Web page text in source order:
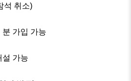
석 취소)
분 가입 가능
설 가능